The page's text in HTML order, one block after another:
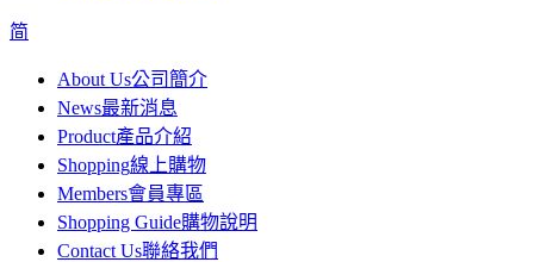
简
About Us公司簡介
News最新消息
Product產品介紹
Shopping線上購物
Members會員專區
Shopping Guide購物說明
Contact Us聯絡我們